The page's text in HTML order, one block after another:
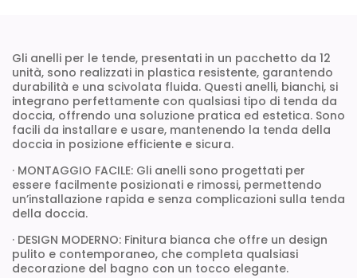
Gli anelli per le tende, presentati in un pacchetto da 12
unità, sono realizzati in plastica resistente, garantendo
durabilità e una scivolata fluida. Questi anelli, bianchi, si
integrano perfettamente con qualsiasi tipo di tenda da
doccia, offrendo una soluzione pratica ed estetica. Sono
facili da installare e usare, mantenendo la tenda della
doccia in posizione efficiente e sicura.
· MONTAGGIO FACILE: Gli anelli sono progettati per
essere facilmente posizionati e rimossi, permettendo
un’installazione rapida e senza complicazioni sulla tenda
della doccia.
· DESIGN MODERNO: Finitura bianca che offre un design
pulito e contemporaneo, che completa qualsiasi
decorazione del bagno con un tocco elegante.